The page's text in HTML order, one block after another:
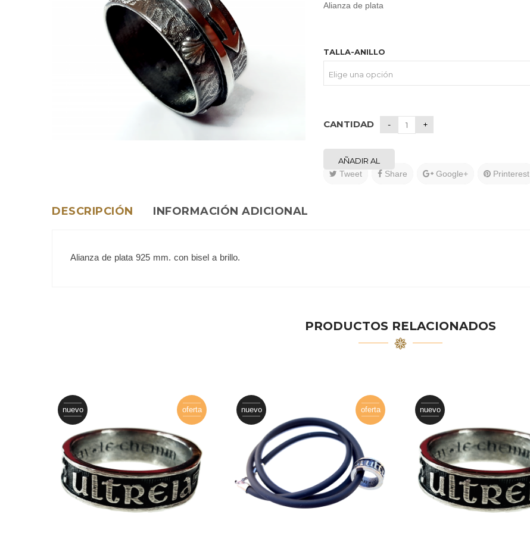
original
Alianza de plata
TALLA-ANILLO
CANTIDAD
AÑADIR AL
CARRITO
Tweet Share Google+ Printerest
DESCRIPCIÓN INFORMACIÓN ADICIONAL
Alianza de plata 925 mm. con bisel a brillo.
PRODUCTOS RELACIONADOS
oferta
nuevo oferta
nuevo nuevo